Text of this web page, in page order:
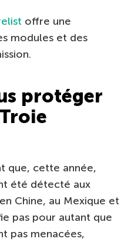
offre une
modules et des
protéger
que, cette année,
été détecté aux
Chine, au Mexique et
pas pour autant que
pas menacées,